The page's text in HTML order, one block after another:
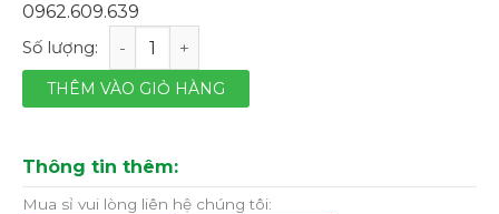
0962.609.639
Ly đong hai đầu 30ml/60ml GOLD code 46/
THÊM VÀO GIỎ HÀNG
Thông tin thêm:
Mua sỉ vui lòng liên hệ chúng tôi: